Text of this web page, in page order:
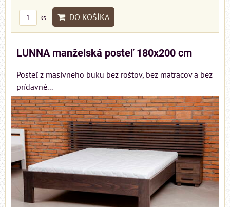
ks DO KOŠÍKA
LUNNA manželská posteľ 180x200 cm
Posteľ z masívneho buku bez roštov, bez matracov a bez
prídavné...